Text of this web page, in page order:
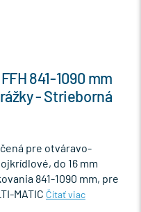
841-1090 mm
- Strieborná
pre otváravo-
do 16 mm
841-1090 mm, pre
MATIC Čítať viac